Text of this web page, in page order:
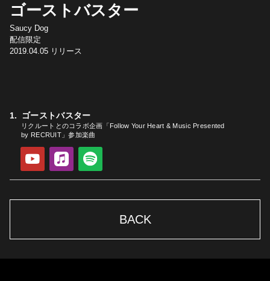
ゴーストバスター
Saucy Dog
配信限定
2019.04.05 リリース
ゴーストバスター
リクルートとのコラボ企画「Follow Your Heart & Music Presented
by RECRUIT」参加楽曲
YouTube Apple Music
BACK